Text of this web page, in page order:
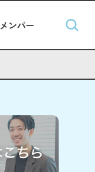
メンバー